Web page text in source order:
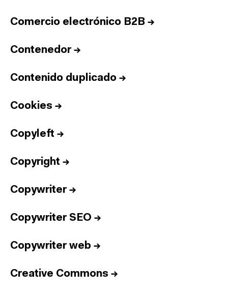
Comercio electrónico B2B →
Contenedor→
Contenido duplicado →
Cookies →
Copyleft →
Copyright →
Copywriter→
Copywriter SEO →
Copywriter web →
Creative Commons →